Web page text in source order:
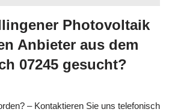
Photovoltaik
Anbieter aus dem
07245 gesucht?
– Kontaktieren Sie uns telefonisch